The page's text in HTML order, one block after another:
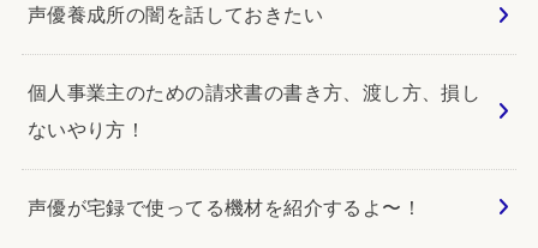
声優養成所の闇を話しておきたい
個人事業主のための請求書の書き方、渡し方、損し
ないやり方！
声優が宅録で使ってる機材を紹介するよ〜！